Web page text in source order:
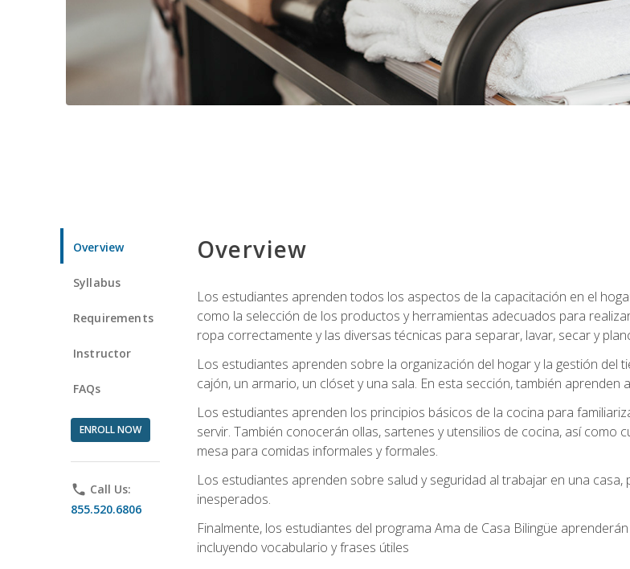
Overview
Syllabus
Requirements
Instructor
FAQs
ENROLL NOW
phone Call Us:
855.520.6806
Overview
Los estudiantes aprenden todos los aspectos de la capacitación en el
como la selección de los productos y herramientas adecuados para
ropa correctamente y las diversas técnicas para separar, lavar, secar y
Los estudiantes aprenden sobre la organización del hogar y la gestión
cajón, un armario, un clóset y una sala. En esta sección, también
Los estudiantes aprenden los principios básicos de la cocina para
servir. También conocerán ollas, sartenes y utensilios de cocina, así
mesa para comidas informales y formales.
Los estudiantes aprenden sobre salud y seguridad al trabajar en una
inesperados.
Finalmente, los estudiantes del programa Ama de Casa Bilingüe
incluyendo vocabulario y frases útiles